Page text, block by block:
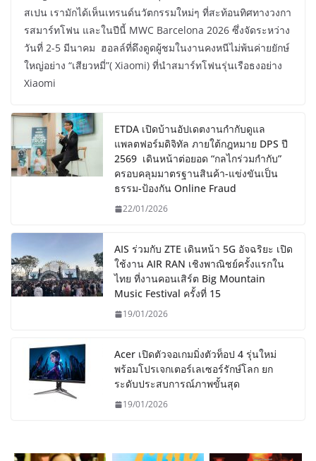
สเปน เรามักได้เห็นเทรนด์นวัตกรรมใหม่ๆ ที่สะท้อนทิศทางวงกา
รสมาร์ทโฟน และในปีนี้ MWC Barcelona 2026 ซึ่งจัดระหว่าง
วันที่ 2-5 มีนาคม ฮอลล์ที่ดึงดูดผู้ชมในงานคงหนีไม่พ้นค่ายยักษ์
ใหญ่อย่าง “เสียวหมี่”( Xiaomi) ที่นำสมาร์ทโฟนรุ่นเรือธงอย่าง
Xiaomi
ETDA เปิดบ้านอัปเดตงานกำกับดูแล
แพลตฟอร์มดิจิทัล ภายใต้กฎหมาย DPS ปี
2569 เดินหน้าต่อยอด “กลไกร่วมกำกับ”
ครอบคลุมมาตรฐานสินค้า-แข่งขันเป็น
ธรรม-ป้องกัน Online Fraud
22/01/2026
AIS ร่วมกับ ZTE เดินหน้า 5G อัจฉริยะ เปิด
ใช้งาน AIR RAN เชิงพาณิชย์ครั้งแรกใน
ไทย ที่งานคอนเสิร์ต Big Mountain
Music Festival ครั้งที่ 15
19/01/2026
Acer เปิดตัวจอเกมมิ่งตัวท็อป 4 รุ่นใหม่
พร้อมโปรเจกเตอร์เลเซอร์รักษ์โลก ยก
ระดับประสบการณ์ภาพขั้นสุด
19/01/2026